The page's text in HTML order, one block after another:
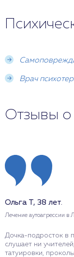
Врач
Отзывы о
Ольга Т, 38 лет.
Лечение аутоагрессии в
Дочка-подросток в
слушает ни
татуировки,